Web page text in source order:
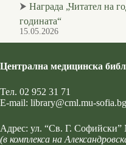
⮞ Награда „Читател на
годината“
15.05.2026
Централна медицинска
Тел. 02 952 31 71
Е-mail: library@cml.mu-sofia.bg
Адрес: ул. “Св. Г. Софийски”
(в комплекса на